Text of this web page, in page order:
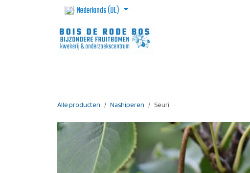
Nederlands (BE)
Alle producten Nashiperen Seuri